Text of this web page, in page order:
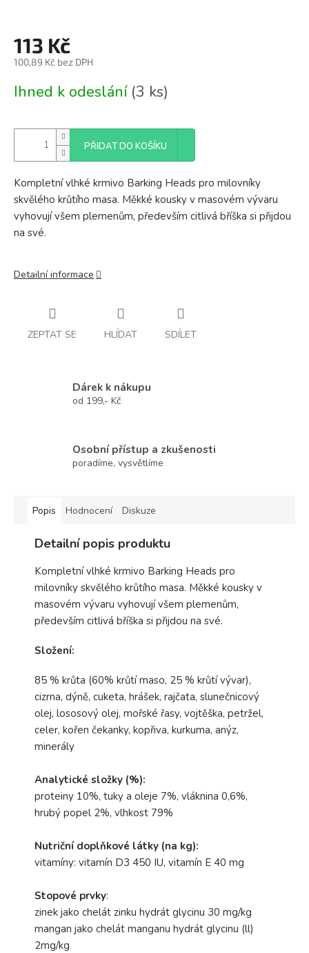
113 Kč
100,89 Kč bez DPH
cena:
Ihned k odeslání (3 ks)
PŘIDAT DO KOŠÍKU
Kompletní vlhké krmivo Barking Heads pro milovníky
skvělého krůtího masa. Měkké kousky v masovém vývaru
vyhovují všem plemenům, především citlivá bříška si přijdou
na své.
Detailní informace
ZEPTAT SE HLÍDAT SDÍLET
Dárek k nákupu
od 199,- Kč
Osobní přístup a zkušenosti
poradíme, vysvětlíme
Popis Hodnocení Diskuze
Detailní popis produktu
Kompletní vlhké krmivo Barking Heads pro
milovníky skvělého krůtího masa. Měkké kousky v
masovém vývaru vyhovují všem plemenům,
především citlivá bříška si přijdou na své.
Složení:
85 % krůta (60% krůtí maso, 25 % krůtí vývar),
cizrna, dýně, cuketa, hrášek, rajčata, slunečnicový
olej, lososový olej, mořské řasy, vojtěška, petržel,
celer, kořen čekanky, kopřiva, kurkuma, anýz,
minerály
Analytické složky (%):
proteiny 10%, tuky a oleje 7%, vláknina 0,6%,
hrubý popel 2%, vlhkost 79%
Nutriční doplňkové látky (na kg):
vitamíny: vitamín D3 450 IU, vitamín E 40 mg
Stopové prvky:
zinek jako chelát zinku hydrát glycinu 30 mg/kg
mangan jako chelát manganu hydrát glycinu (ll)
2mg/kg